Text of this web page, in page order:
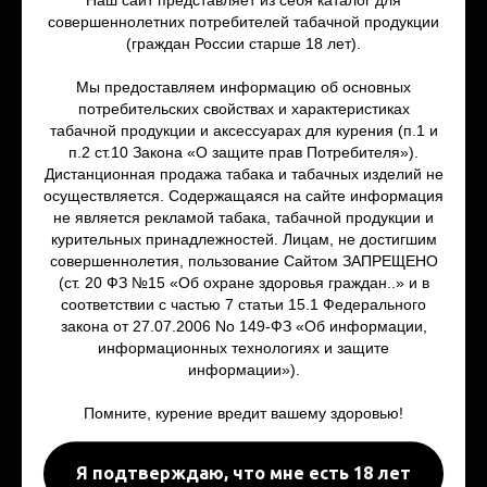
совершеннолетних потребителей табачной продукции
(граждан России старше 18 лет).
Мы предоставляем информацию об основных
потребительских свойствах и характеристиках
табачной продукции и аксессуарах для курения (п.1 и
п.2 ст.10 Закона «О защите прав Потребителя»).
Дистанционная продажа табака и табачных изделий не
осуществляется. Содержащаяся на сайте информация
не является рекламой табака, табачной продукции и
курительных принадлежностей. Лицам, не достигшим
совершеннолетия, пользование Сайтом ЗАПРЕЩЕНО
(ст. 20 ФЗ №15 «Об охране здоровья граждан..» и в
соответствии с частью 7 статьи 15.1 Федерального
закона от 27.07.2006 No 149-ФЗ «Об информации,
информационных технологиях и защите
информации»).
Помните, курение вредит вашему здоровью!
Я подтверждаю, что мне есть 18 лет
Политика конфиденциальности
Уголь для кальяна
Аксессуары и
комплектующие
Для Вейпа
Mod и Pod - системы
Атомайзеры
Жидкость
Аксессуары и
комплектующие
Самокрутки/
Раста
Табак для самокруток
Табак для трубок
Снафф
Сигариллы
Аксессуары
Бонги
Трубки
Гриндеры
Аксессуары для расты